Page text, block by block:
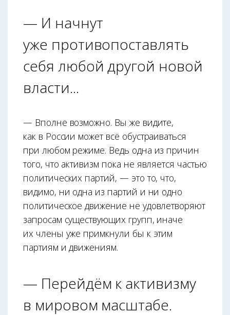
— И начнут
уже противопоставлять
себя любой другой новой
власти...
— Вполне возможно. Вы же видите,
как в России может всё обустраиваться
при любом режиме. Ведь одна из причин
того, что активизм пока не является частью
политических партий, — это то, что,
видимо, ни одна из партий и ни одно
политическое движение не удовлетворяют
запросам существующих групп, иначе
их члены уже примкнули бы к этим
партиям и движениям.
— Перейдём к активизму
в мировом масштабе.